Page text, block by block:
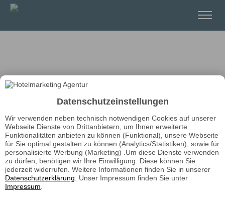
Datenschutzeinstellungen
Wir verwenden neben technisch notwendigen Cookies auf unserer
Webseite Dienste von Drittanbietern, um Ihnen erweiterte
Funktionalitäten anbieten zu können (Funktional), unsere Webseite
für Sie optimal gestalten zu können (Analytics/Statistiken), sowie für
personalisierte Werbung (Marketing) .Um diese Dienste verwenden
zu dürfen, benötigen wir Ihre Einwilligung. Diese können Sie
jederzeit widerrufen. Weitere Informationen finden Sie in unserer
Datenschutzerklärung . Unser Impressum finden Sie unter
Impressum